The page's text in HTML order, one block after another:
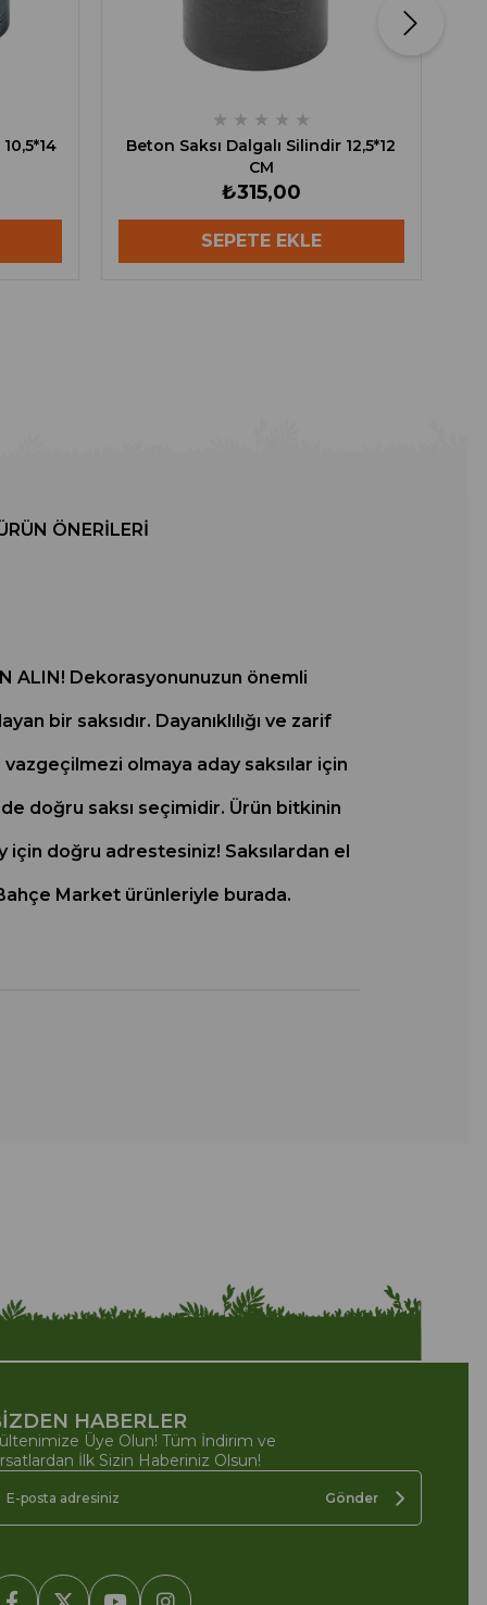
★ ★ ★ ★ ★
Beton Saksı Dalgalı Silindir 12,5*12
CM
₺315,00
SEPETE EKLE
ÖNERILERI
ALIN! Dekorasyonunuzun önemli
bir saksıdır. Dayanıklılığı ve zarif
olmaya aday saksılar için
doğru saksı seçimidir. Ürün bitkinin
için doğru adrestesiniz! Saksılardan el
Market ürünleriyle burada.
HABERLER
Üye Olun! Tüm İndirim ve
İlk Sizin Haberiniz Olsun!
Gönder